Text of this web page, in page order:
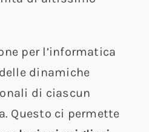
per l’informatica
dinamiche
di ciascun
Questo ci permette